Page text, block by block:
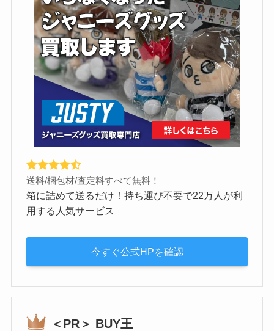
送料/梱包材/査定料すべて無料！
箱に詰めて送るだけ！持ち運び不要で22万人が利
用する人気サービス
今すぐ公式HPを確認
＜PR＞ BUY王